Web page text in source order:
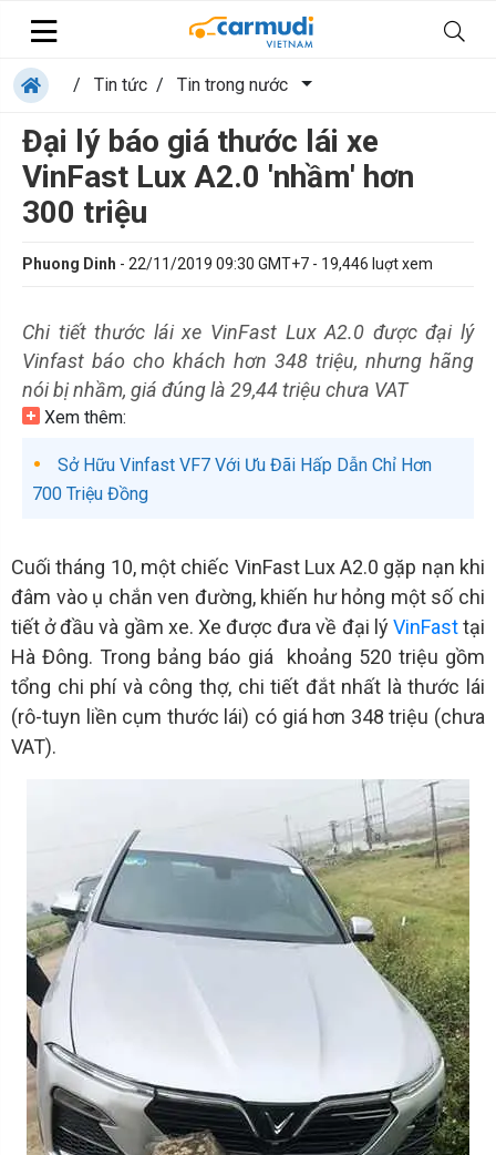
/ Tin tức / Tin trong nước
Đại lý báo giá thước lái xe
VinFast Lux A2.0 'nhầm' hơn
300 triệu
Phuong Dinh - 22/11/2019 09:30 GMT+7 - 19,446 luợt xem
Chi tiết thước lái xe VinFast Lux A2.0 được đại lý
Vinfast báo cho khách hơn 348 triệu, nhưng hãng
nói bị nhầm, giá đúng là 29,44 triệu chưa VAT
Xem thêm:
Sở Hữu Vinfast VF7 Với Ưu Đãi Hấp Dẫn Chỉ Hơn
700 Triệu Đồng
Cuối tháng 10, một chiếc VinFast Lux A2.0 gặp nạn khi
đâm vào ụ chắn ven đường, khiến hư hỏng một số chi
tiết ở đầu và gầm xe. Xe được đưa về đại lýVinFasttại
Hà Đông. Trong bảng báo giá khoảng 520 triệu gồm
tổng chi phí và công thợ, chi tiết đắt nhất là thước lái
(rô-tuyn liền cụm thước lái) có giá hơn 348 triệu (chưa
VAT).